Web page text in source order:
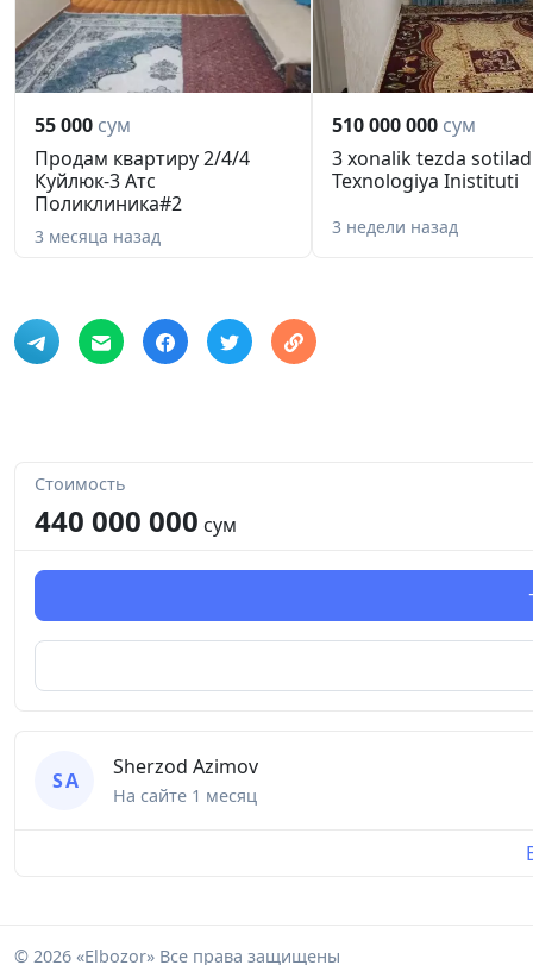
55 000 сум
Продам квартиру 2/4/4
Куйлюк-3 Атс
Поликлиника#2
3 месяца назад
510 000 000 сум
3 xonalik tezda
Texnologiya Inistituti
3 недели назад
Стоимость
440 000 000 сум
S A
Sherzod Azimov
На сайте 1 месяц
© 2026 «Elbozor» Все права защищены